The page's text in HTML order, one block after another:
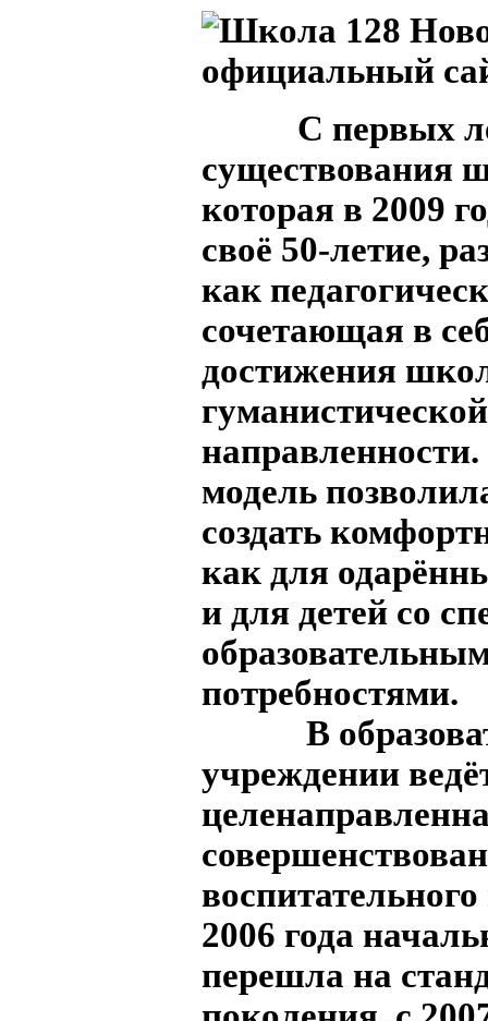
С первых
существования
которая в 2009
своё 50-летие,
как
сочетающая в
достижения
гуманистической
модель
создать
как для
и для детей со
потребностями.
В
учреждении
2006 года
перешла на